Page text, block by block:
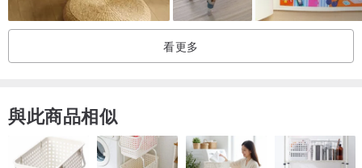
看更多
與此商品相似